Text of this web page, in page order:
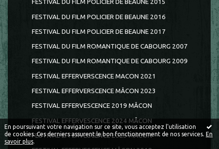
En poursuivant votre navigation sur ce site, vous acceptez l'utilisation
de cookies. Ces derniers assurent le bon fonctionnement de nos services. En
savoir plus.
FESTIVAL DU FILM POLICIER DE BEAUNE 2015
FESTIVAL DU FILM POLICIER DE BEAUNE 2016
FESTIVAL DU FILM POLICIER DE BEAUNE 2017
FESTIVAL DU FILM ROMANTIQUE DE CABOURG 2007
FESTIVAL DU FILM ROMANTIQUE DE CABOURG 2009
FESTIVAL EFFERVERSCENCE MACON 2021
FESTIVAL EFFERVERSCENCE MÂCON 2023
FESTIVAL EFFERVESCENCE 2019 MÂCON
FESTIVAL EFFERVESCENCE 2024 MÂCON
FESTIVAL EFFERVESCENCE 2025 MÂCON